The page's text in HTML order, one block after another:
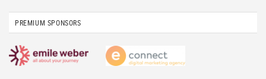
PREMIUM SPONSORS